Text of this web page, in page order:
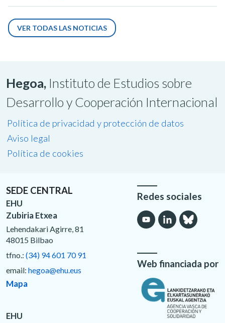
VER TODAS LAS NOTICIAS
Hegoa, Instituto de Estudios sobre
Desarrollo y Cooperación Internacional
Política de privacidad y protección de datos
Aviso legal
Política de cookies
SEDE CENTRAL
EHU
Zubiria Etxea
Lehendakari Agirre, 81
48015 Bilbao
tfno.: (34) 94 601 70 91
email: hegoa@ehu.eus
Mapa
EHU
Redes sociales
Web financiada por